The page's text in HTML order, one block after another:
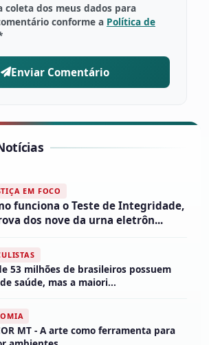
coleta dos meus dados para
conforme a Política de
Enviar Comentário
EM FOCO
funciona o Teste de Integridade,
dos nove da urna eletrôn...
53 milhões de brasileiros possuem
saúde, mas a maiori...
MT - A arte como ferramenta para